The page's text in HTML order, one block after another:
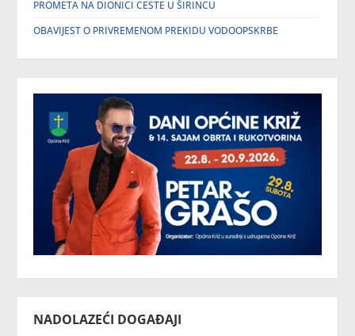
PROMETA NA DIONICI CESTE U ŠIRINCU
OBAVIJEST O PRIVREMENOM PREKIDU VODOOPSKRBE
NADOLAZEĆI DOGAĐAJI